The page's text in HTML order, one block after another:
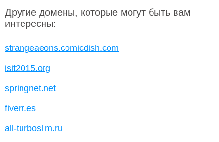
Другие домены, которые могут быть вам
интересны:
strangeaeons.comicdish.com
isit2015.org
springnet.net
fiverr.es
all-turboslim.ru